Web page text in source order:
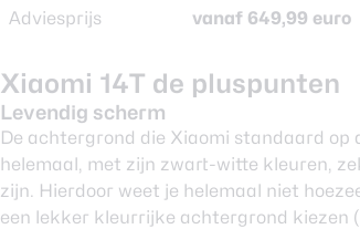
Adviesprijs vanaf 649,99 euro
Xiaomi 14T de pluspunten
Levendig scherm
De achtergrond die Xiaomi standaard
helemaal, met zijn zwart-witte kleuren,
zijn. Hierdoor weet je helemaal niet
een lekker kleurrijke achtergrond kiezen